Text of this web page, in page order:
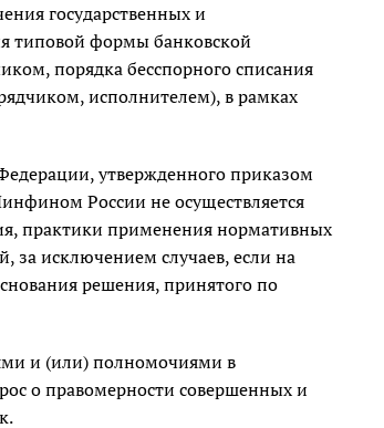
государственных и
типовой формы банковской
порядка бесспорного списания
исполнителем), в рамках
утвержденного приказом
России не осуществляется
практики применения нормативных
за исключением случаев, если на
решения, принятого по
и (или) полномочиями в
о правомерности совершенных и